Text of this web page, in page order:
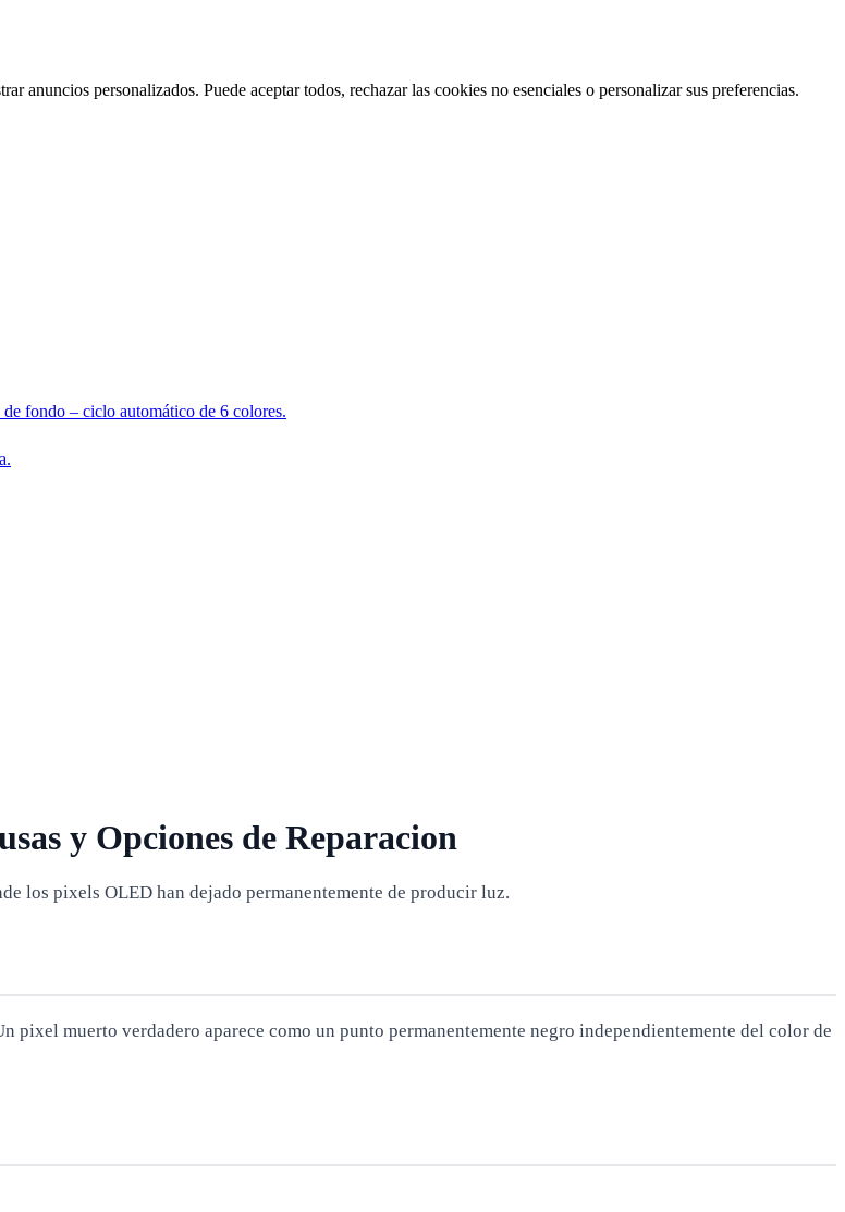
anuncios personalizados. Puede aceptar todos, rechazar las cookies no esenciales o personalizar sus preferencias.
fondo – ciclo automático de 6 colores.
y Opciones de Reparacion
los pixels OLED han dejado permanentemente de producir luz.
pixel muerto verdadero aparece como un punto permanentemente negro independientemente del color de